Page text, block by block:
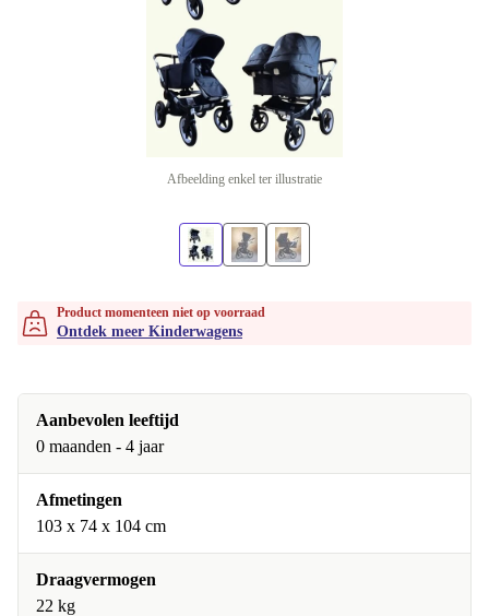
Afbeelding enkel ter illustratie
Product momenteen niet op voorraad
Ontdek meer Kinderwagens
Aanbevolen leeftijd
0 maanden - 4 jaar
Afmetingen
103 x 74 x 104 cm
Draagvermogen
22 kg